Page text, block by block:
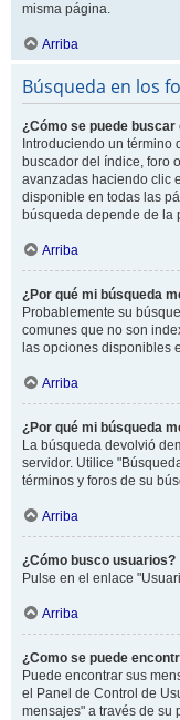
misma página.
Arriba
Búsqueda en los
¿Cómo se puede
Introduciendo un término
buscador del índice, foro
avanzadas haciendo clic
disponible en todas las
búsqueda depende de la
Arriba
¿Por qué mi búsqueda
Probablemente su
comunes que no son
las opciones disponibles
Arriba
¿Por qué mi búsqueda
La búsqueda devolvió
servidor. Utilice
términos y foros de su
Arriba
¿Cómo busco usuarios?
Pulse en el enlace
Arriba
¿Como se puede
Puede encontrar sus
el Panel de Control de
mensajes" a través de su